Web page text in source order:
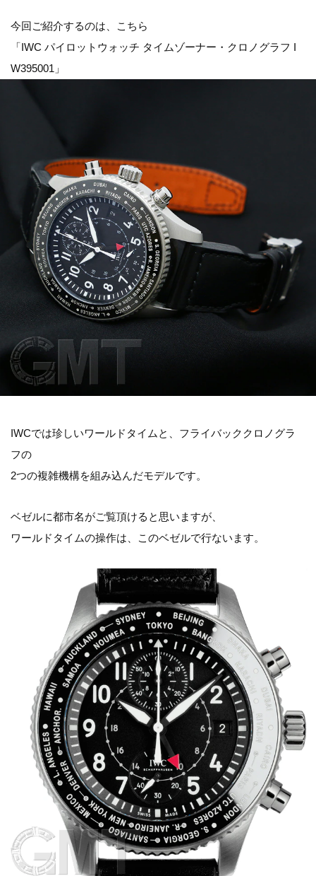
今回ご紹介するのは、こちら
「IWC パイロットウォッチ タイムゾーナー・クロノグラフ I
W395001」
IWCでは珍しいワールドタイムと、フライバッククロノグラ
フの
2つの複雑機構を組み込んだモデルです。
ベゼルに都市名がご覧頂けると思いますが、
ワールドタイムの操作は、このベゼルで行ないます。